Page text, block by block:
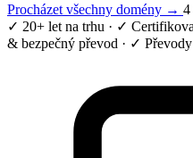
Procházet všechny domény → 4
✓ 20+ let na trhu · ✓
& bezpečný převod · ✓ Převody